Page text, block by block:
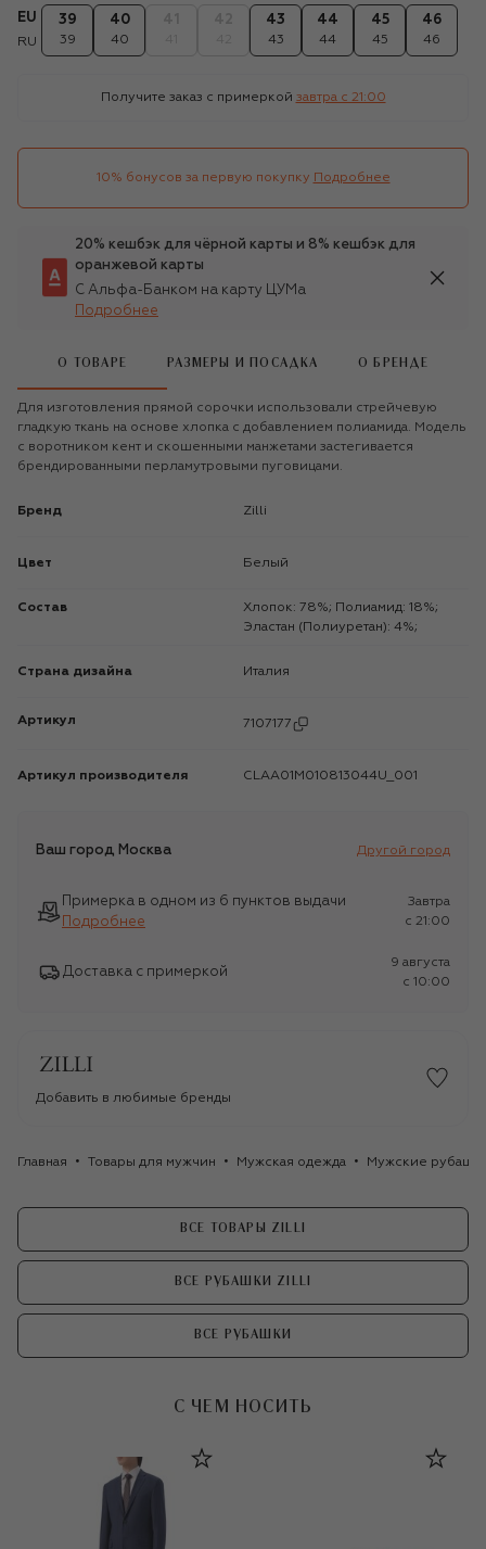
EU
RU
39
39
40
40
43
43
44
44
45
45
46
46
Получите заказ с примеркой завтра c 21:00
10% бонусов за первую покупку Подробнее
20% кешбэк для чёрной карты и 8% кешбэк для
оранжевой карты
С Альфа-Банком на карту ЦУМа
Подробнее
О ТОВАРЕ РАЗМЕРЫ И ПОСАДКА О БРЕНДЕ
Для изготовления прямой сорочки использовали стрейчевую
гладкую ткань на основе хлопка с добавлением полиамида. Модель
с воротником кент и скошенными манжетами застегивается
брендированными перламутровыми пуговицами.
Бренд Zilli
Цвет Белый
Состав
Хлопок: 78%; Полиамид: 18%;
Эластан (Полиуретан): 4%;
Страна дизайна Италия
Артикул 7107177
Артикул производителя CLAA01M010813044U_001
Ваш город Москва Другой город
Примерка в одном из 6 пунктов выдачи
Подробнее
Завтра
c 21:00
Доставка с примеркой
9 августа
c 10:00
Добавить в любимые бренды
Главная Товары для мужчин Мужская одежда Мужские
ВСЕ ТОВАРЫ ZILLI
ВСЕ РУБАШКИ ZILLI
ВСЕ РУБАШКИ
С ЧЕМ НОСИТЬ